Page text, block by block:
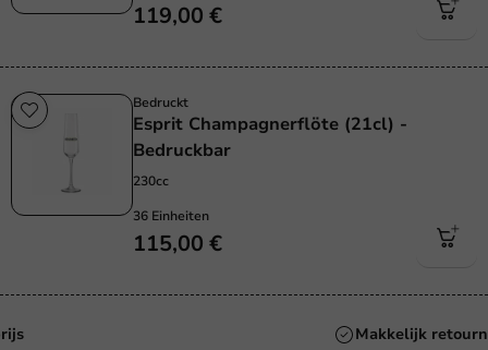
119,00 €
Bedruckt
Esprit Champagnerflöte (21cl) -
Bedruckbar
230cc
36 Einheiten
115,00 €